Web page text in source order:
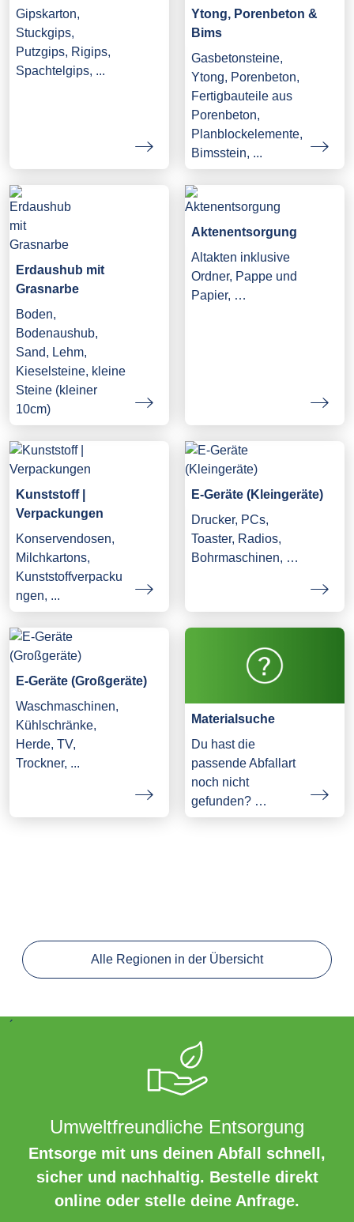
Gipskarton,
Stuckgips,
Putzgips, Rigips,
Spachtelgips, ...
Ytong, Porenbeton &
Bims
Gasbetonsteine,
Ytong, Porenbeton,
Fertigbauteile aus
Porenbeton,
Planblockelemente,
Bimsstein, ...
Erdaushub mit
Grasnarbe
Boden,
Bodenaushub,
Sand, Lehm,
Kieselsteine, kleine
Steine (kleiner
10cm)
Aktenentsorgung
Altakten inklusive
Ordner, Pappe und
Papier, …
Kunststoff |
Verpackungen
Konservendosen,
Milchkartons,
Kunststoffverpacku
ngen, ...
E-Geräte (Kleingeräte)
Drucker, PCs,
Toaster, Radios,
Bohrmaschinen, …
E-Geräte (Großgeräte)
Waschmaschinen,
Kühlschränke,
Herde, TV,
Trockner, ...
Materialsuche
Du hast die
passende Abfallart
noch nicht
gefunden? …
Alle Regionen in der Übersicht
´
Umweltfreundliche Entsorgung
Entsorge mit uns deinen Abfall schnell,
sicher und nachhaltig. Bestelle direkt
online oder stelle deine Anfrage.